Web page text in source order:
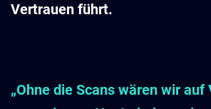
Vertrauen führt.
„Ohne die Scans wären wir